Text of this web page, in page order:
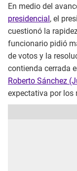
En medio del
presidencial , el
cuestionó la
funcionario pidió
de votos y la
contienda cerrada
Roberto Sánchez
expectativa por los